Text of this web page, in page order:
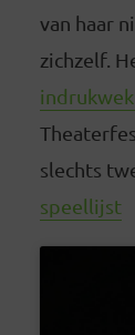
van haar
zichzelf.
slechts
speellijst